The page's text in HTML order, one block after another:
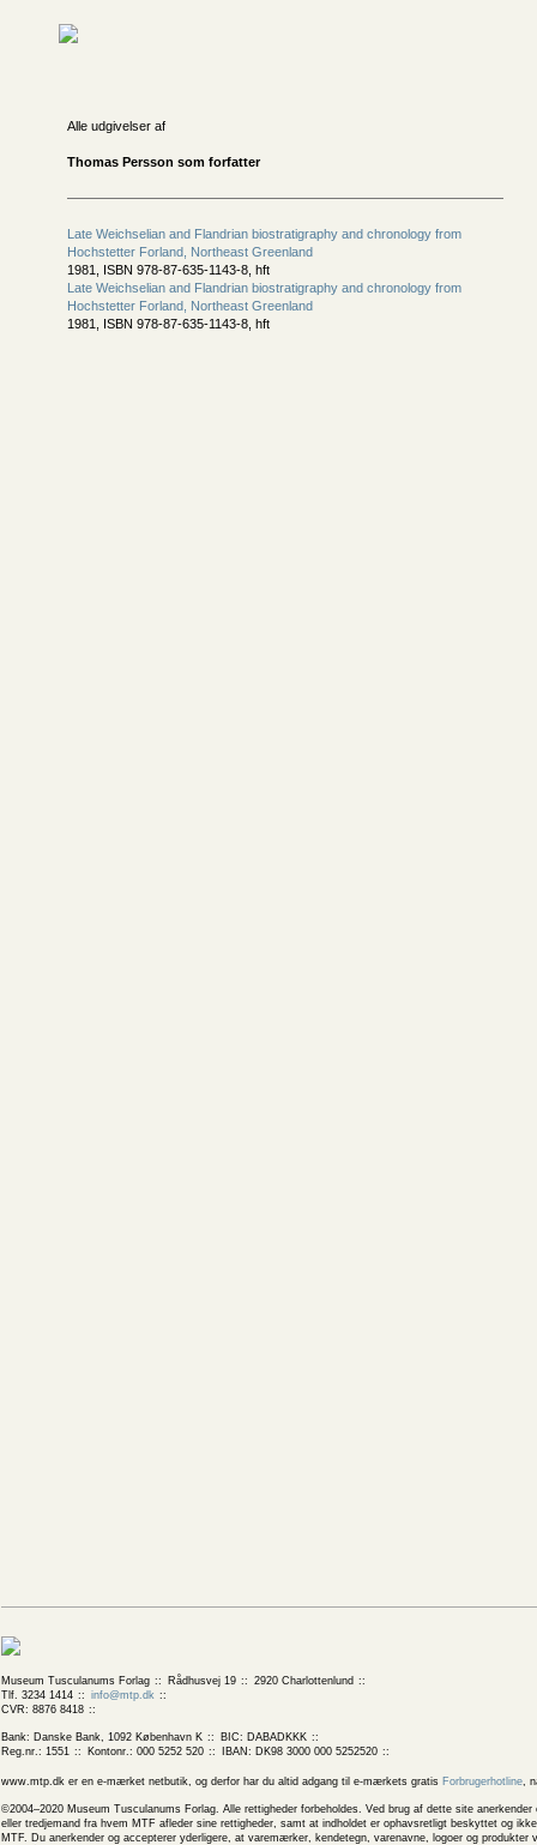
Alle udgivelser af
Thomas Persson som forfatter
Late Weichselian and Flandrian biostratigraphy and chronology from
Hochstetter Forland, Northeast Greenland
1981, ISBN 978-87-635-1143-8, hft
Late Weichselian and Flandrian biostratigraphy and chronology from
Hochstetter Forland, Northeast Greenland
1981, ISBN 978-87-635-1143-8, hft
Museum Tusculanums Forlag Rådhusvej 19
2920 Charlottenlund
Tlf. 3234 1414
info@mtp.dk
CVR: 8876 8418
Bank: Danske Bank, 1092 København K
BIC: DABADKKK
Reg.nr.: 1551
Kontonr.: 000 5252 520 IBAN: DK98 3000 000 5252520
www.mtp.dk er en e-mærket netbutik, og derfor har du altid adgang til e-mærkets gratis Forbrugerhotline,
©2004–2020 Museum Tusculanums Forlag. Alle rettigheder forbeholdes. Ved brug af dette site
eller tredjemand fra hvem MTF afleder sine rettigheder, samt at indholdet er ophavsretligt beskyttet og
MTF. Du anerkender og accepterer yderligere, at varemærker, kendetegn, varenavne, logoer og